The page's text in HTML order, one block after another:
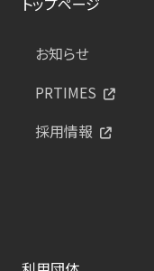
お知らせ
PRTIMES
採用情報